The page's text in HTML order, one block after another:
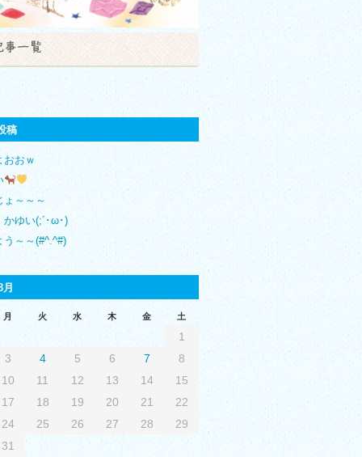
稿
おおｗ
ょ～～～
かゆい(;´･ω･)
う～～(#^.^#)
月 火 水 木 金 土
1
3
4 5 6 7
8
10
11 12 13 14
15
17
18 19 20 21
22
24
25 26 27 28
29
31